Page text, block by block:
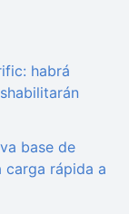
habrá
base de
carga rápida a